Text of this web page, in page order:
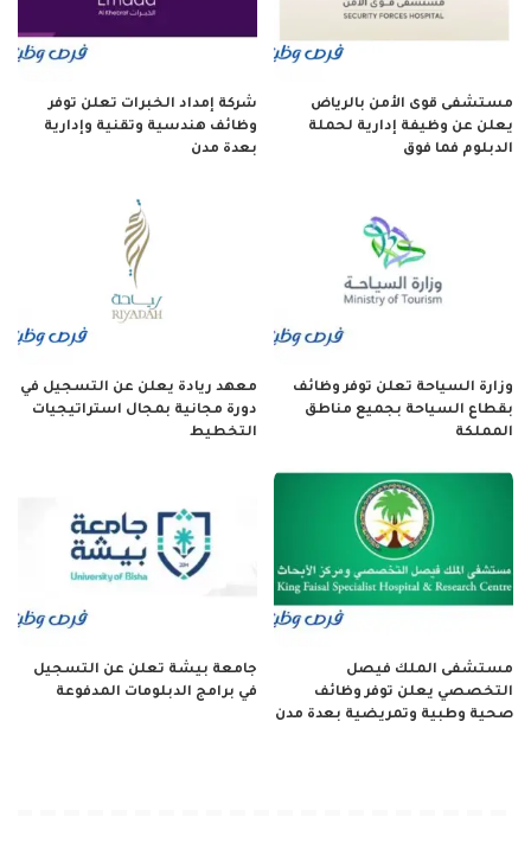
مستشفى قوى الأمن بالرياض
يعلن عن وظيفة إدارية لحملة
الدبلوم فما فوق
شركة إمداد الخبرات تعلن توفر
وظائف هندسية وتقنية وإدارية
بعدة مدن
وزارة السياحة تعلن توفر وظائف
بقطاع السياحة بجميع مناطق
المملكة
معهد ريادة يعلن عن التسجيل في
دورة مجانية بمجال استراتيجيات
التخطيط
مستشفى الملك فيصل
التخصصي يعلن توفر وظائف
صحية وطبية وتمريضية بعدة مدن
جامعة بيشة تعلن عن التسجيل
في برامج الدبلومات المدفوعة